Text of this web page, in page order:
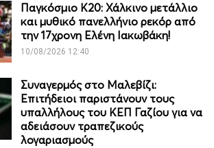
Παγκόσμιο Κ20: Χάλκινο μετάλλιο
και μυθικό πανελλήνιο ρεκόρ από
την 17χρονη Ελένη Ιακωβάκη!
10/08/2026 12:40
Συναγερμός στο Μαλεβίζι:
Επιτήδειοι παριστάνουν τους
υπαλλήλους του ΚΕΠ Γαζίου για να
αδειάσουν τραπεζικούς
λογαριασμούς